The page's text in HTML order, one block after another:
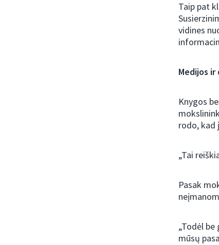
Taip pat
vidines
Medijos
Knygos
rodo, kad
„Tai
Pasak
„Todėl
mūsų